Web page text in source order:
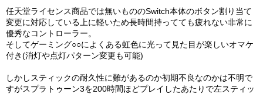
任天堂ライセンス商品では無いもののSwitch本体のボタン割り当て
変更に対応している上に軽いため長時間持ってても疲れない非常に
優秀なコントローラー。
そしてゲーミング○○によくある虹色に光って見た目が楽しいオマケ
付き(消灯や点灯パターン変更も可能)
しかしスティックの耐久性に難があるのか初期不良なのかは不明で
すがスプラトゥーン3を200時間ほどプレイしたあたりで左スティッ